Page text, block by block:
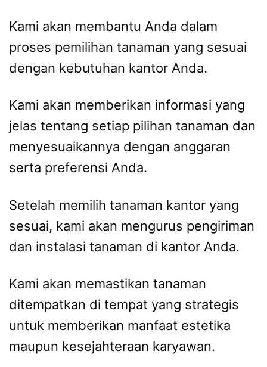
Kami akan membantu Anda dalam
proses pemilihan tanaman yang sesuai
dengan kebutuhan kantor Anda.
Kami akan memberikan informasi yang
jelas tentang setiap pilihan tanaman dan
menyesuaikannya dengan anggaran
serta preferensi Anda.
Setelah memilih tanaman kantor yang
sesuai, kami akan mengurus pengiriman
dan instalasi tanaman di kantor Anda.
Kami akan memastikan tanaman
ditempatkan di tempat yang strategis
untuk memberikan manfaat estetika
maupun kesejahteraan karyawan.